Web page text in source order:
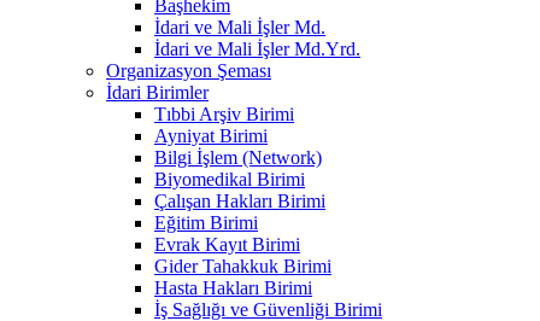
Başhekim
İdari ve Mali İşler Md.
İdari ve Mali İşler Md.Yrd.
Organizasyon Şeması
İdari Birimler
Tıbbi Arşiv Birimi
Ayniyat Birimi
Bilgi İşlem (Network)
Biyomedikal Birimi
Çalışan Hakları Birimi
Eğitim Birimi
Evrak Kayıt Birimi
Gider Tahakkuk Birimi
Hasta Hakları Birimi
İş Sağlığı ve Güvenliği Birimi